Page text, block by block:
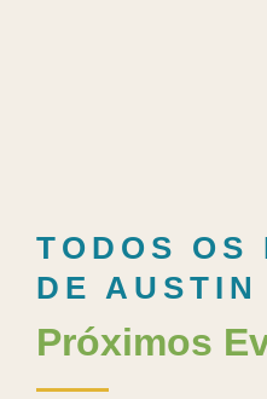
TODOS OS
DE
Próximos